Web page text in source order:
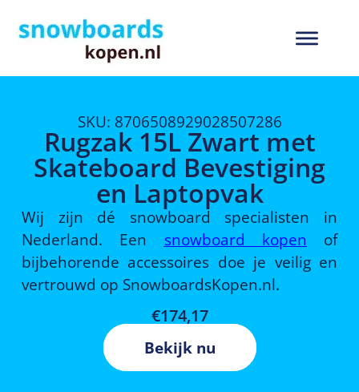
SKU: 8706508929028507286
Rugzak 15L Zwart met
Skateboard Bevestiging
en Laptopvak
Wij zijn dé snowboard specialisten in
Nederland. Een snowboard kopen of
bijbehorende accessoires doe je veilig en
vertrouwd op SnowboardsKopen.nl.
€174,17
Bekijk nu